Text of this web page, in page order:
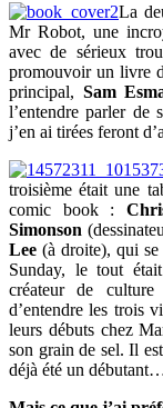
La
Mr Robot, une
avec de sérieux
promouvoir un livre
principal, Sam
l’entendre parler de
j’en ai tirées feront
troisième était une
comic book :
Simonson
Lee (à droite), qui se
Sunday, le tout
créateur de
d’entendre les trois
leurs débuts chez
son grain de sel. Il
déjà été un